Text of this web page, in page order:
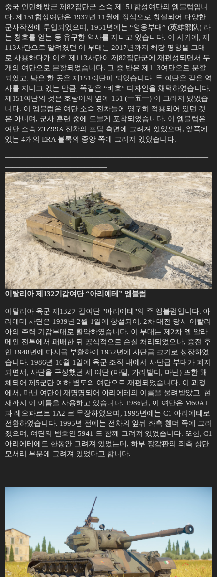
중국 인민해방군 제82집단군 소속 제151합성여단의 엠블럼입니
다. 제151합성여단은 1937년 11월에 정식으로 창설되어 다양한
군사작전에 투입되었으며, 1951년에는 “영웅부대” (英雄部队) 라
는 칭호를 얻는 등 유구한 역사를 지니고 있습니다. 이 시기에, 제
113사단으로 알려졌던 이 부대는 2017년까지 해당 명칭을 그대
로 사용하다가 이후 제113사단이 제82집단군에 재편성되면서 두
개의 여단으로 분할되었습니다. 그 중 반은 제113여단으로 분할
되었고, 남은 한 곳은 제151여단이 되었습니다. 두 여단은 같은 역
사를 지니고 있는 만큼, 똑같은 “비호” 디자인을 채택하였습니다.
제151여단의 것은 호랑이의 옆에 151 (一五一) 이 그려져 있었습
니다. 이 엠블럼은 여단 소속 전차들에 영구히 적용되어 있던 것
은 아니며, 군사 훈련 중에 드물게 포착되었습니다. 이 엠블럼은
여단 소속 ZTZ99A 전차의 포탑 측면에 그려져 있었으며, 앞쪽에
있는 4개의 ERA 블록의 중앙 쪽에 그려져 있었습니다.
————————————————————————————
——————————————
이탈리아 제132기갑여단 “아리에테” 엠블럼
이탈리아 육군 제132기갑여단 "아리에테"의 주 엠블럼입니다. 아
리에테 사단은 1939년 2월 1일에 창설되어, 2차 대전 당시 이탈리
아의 주력 기갑부대로 활약하였습니다. 이 부대는 제2차 엘 알라
메인 전투에서 패배한 뒤 공식적으로 손실 처리되었으나, 종전 후
인 1948년에 다시금 부활하여 1952년에 사단급 크기로 성장하였
습니다. 1986년 10월 1일에 육군 조직 내에서 사단급 부대가 폐지
되면서, 사단을 구성했던 세 여단 (마멜, 가리발디, 마닌) 또한 해
체되어 제5군단 예하 별도의 여단으로 재편되었습니다. 이 과정
에서, 마닌 여단이 재명명되어 아리에테의 이름을 물려받았고, 현
재까지 이 이름을 사용하고 있습니다. 1986년, 이 여단은 M60A1
과 레오파르트 1A2 로 무장하였으며, 1995년에는 C1 아리에테로
전환하였습니다. 1995년 전에는 전차의 앞뒤 좌측 휀더 쪽에 그려
졌으며, 여단의 번호인 5941 도 함께 그려져 있었습니다. 또한, C1
아리에테에도 한동안 그려져 있었는데, 하부 장갑판의 좌측 상단
모서리 부분에 그려져 있었다고 합니다.
————————————————————————————
——————————————